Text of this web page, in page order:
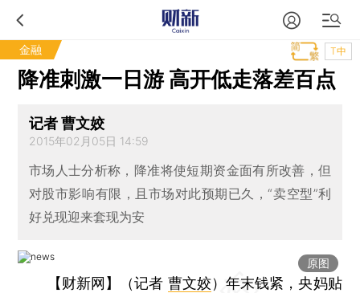
金融 T中
降准刺激一日游 高开低走落差百点
记者 曹文姣
2015年02月05日 14:59
市场人士分析称，降准将使短期资金面有所改善，但
对股市影响有限，且市场对此预期已久，“卖空型”利
好兑现迎来套现为安
原图
【财新网】（记者 曹文姣） 年末钱紧，央妈贴